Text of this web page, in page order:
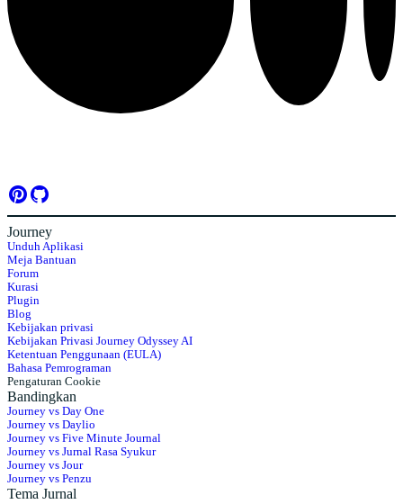
Journey
Unduh Aplikasi
Meja Bantuan
Forum
Kurasi
Plugin
Blog
Kebijakan privasi
Kebijakan Privasi Journey Odyssey AI
Ketentuan Penggunaan (EULA)
Bahasa Pemrograman
Pengaturan Cookie
Bandingkan
Journey vs Day One
Journey vs Daylio
Journey vs Five Minute Journal
Journey vs Jurnal Rasa Syukur
Journey vs Jour
Journey vs Penzu
Tema Jurnal